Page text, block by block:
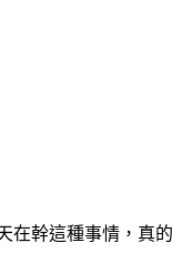
幹這種事情，真